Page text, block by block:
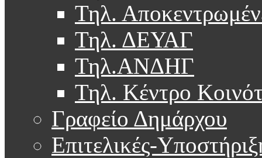
Τηλ.
Τηλ. ΔΕΥΑΓ
Τηλ.ΑΝΔΗΓ
Τηλ. Κέντρο
Γραφείο Δημάρχου
Επιτελικές-